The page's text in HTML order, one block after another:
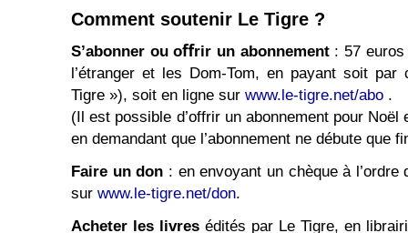
Comment soutenir Le Tigre ?
S’abonner ou oﬀrir un abonnement: 57 euros
l’étranger et les Dom-Tom, en payant soit par
Tigre »), soit en ligne sur www.le-tigre.net/abo .
(Il est possible d’offrir un abonnement pour Noël
en demandant que l’abonnement ne débute que
Faire un don : en envoyant un chèque à
sur www.le-tigre.net/don.
Acheter les livres édités par Le Tigre, en